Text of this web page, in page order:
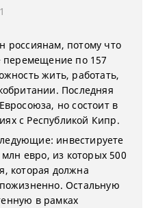
россиянам, потому что
перемещение по 157
жить, работать,
Последняя
но состоит в
с Республикой Кипр.
инвестируете
евро, из которых 500
которая должна
Остальную
в рамках